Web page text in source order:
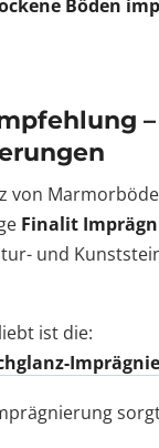
Böden
von
Finalit
und
ist die: